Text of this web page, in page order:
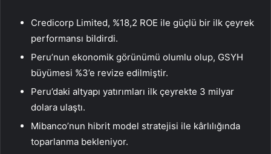
Credicorp Limited, %18,2 ROE ile güçlü bir ilk çeyrek
performansı bildirdi.
Peru’nun ekonomik görünümü olumlu olup, GSYH
büyümesi %3’e revize edilmiştir.
Peru’daki altyapı yatırımları ilk çeyrekte 3 milyar
dolara ulaştı.
Mibanco’nun hibrit model stratejisi ile kârlılığında
toparlanma bekleniyor.